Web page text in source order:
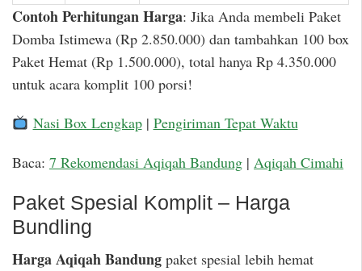
Contoh Perhitungan Harga: Jika Anda membeli Paket
Domba Istimewa (Rp 2.850.000) dan tambahkan 100 box
Paket Hemat (Rp 1.500.000), total hanya Rp 4.350.000
untuk acara komplit 100 porsi!
Nasi Box Lengkap| Pengiriman Tepat Waktu
Baca: 7 Rekomendasi Aqiqah Bandung | Aqiqah Cimahi
Paket Spesial Komplit – Harga
Bundling
Harga Aqiqah Bandung paket spesial lebih hemat